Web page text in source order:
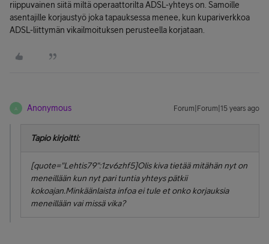
riippuvainen siitä miltä operaattorilta ADSL-yhteys on. Samoille
asentajille korjaustyö joka tapauksessa menee, kun kupariverkkoa
ADSL-liittymän vikailmoituksen perusteella korjataan.
A Anonymous Forum|Forum|15 years ago
Tapio kirjoitti:
[quote="Lehtis79":1zv6zhf5]Olis kiva tietää mitähän nyt on
meneillään kun nyt pari tuntia yhteys pätkii
kokoajan.Minkäänlaista infoa ei tule et onko korjauksia
meneillään vai missä vika?